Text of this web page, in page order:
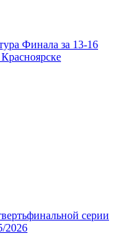
Финала за 13-16
серии
2026